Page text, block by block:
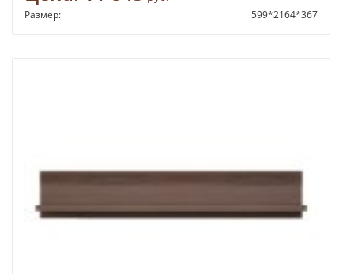
Размер: 599*2164*367